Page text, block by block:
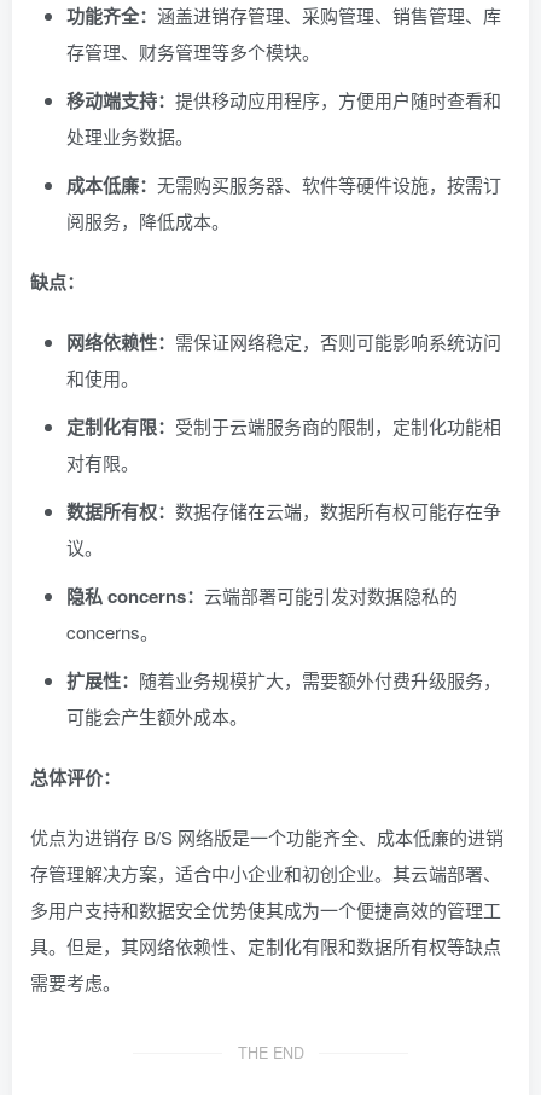
功能齐全： 涵盖进销存管理、采购管理、销售管理、库
存管理、财务管理等多个模块。
移动端支持： 提供移动应用程序，方便用户随时查看和
处理业务数据。
成本低廉： 无需购买服务器、软件等硬件设施，按需订
阅服务，降低成本。
缺点：
网络依赖性： 需保证网络稳定，否则可能影响系统访问
和使用。
定制化有限： 受制于云端服务商的限制，定制化功能相
对有限。
数据所有权： 数据存储在云端，数据所有权可能存在争
议。
隐私 concerns： 云端部署可能引发对数据隐私的
concerns。
扩展性： 随着业务规模扩大，需要额外付费升级服务，
可能会产生额外成本。
总体评价：
优点为进销存 B/S 网络版是一个功能齐全、成本低廉的进销
存管理解决方案，适合中小企业和初创企业。其云端部署、
多用户支持和数据安全优势使其成为一个便捷高效的管理工
具。但是，其网络依赖性、定制化有限和数据所有权等缺点
需要考虑。
THE END